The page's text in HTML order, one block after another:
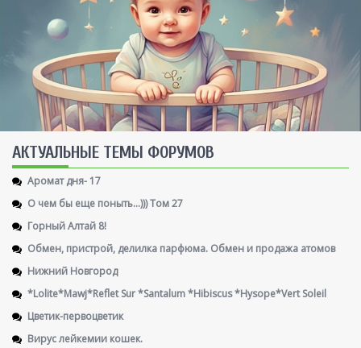
AКТУАЛЬНЫЕ ТЕМЫ ФОРУМОВ
Аромат дня- 17
О чем бы еще поныть...))) Том 27
Горный Алтай 8!
Обмен, пристрой, делилка парфюма. Обмен и продажа атомов
Нижний Новгород
*Lolite*Mawj*Reflet Sur *Santalum *Hibiscus *Hysope*Vert Soleil
Цветик-первоцветик
Вирус лейкемии кошек.